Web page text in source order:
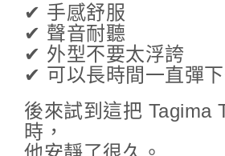
✔ 手感舒服
✔ 聲音耐聽
✔ 外型不要太浮誇
✔ 可以長時間一直彈
後來試到這把 Tagima
時，